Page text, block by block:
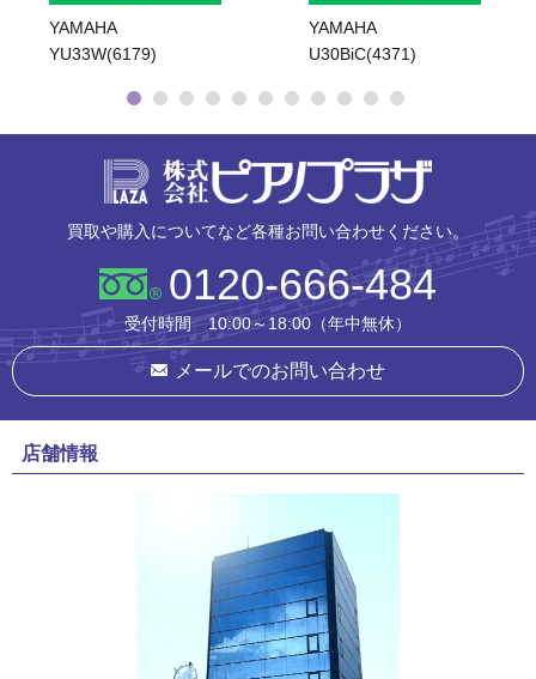
YAMAHA
YU33W(6179)
YAMAHA
U30BiC(4371)
買取や購入についてなど各種お問い合わせください。
0120-666-484
受付時間 10:00～18:00（年中無休）
メールでのお問い合わせ
店舗情報